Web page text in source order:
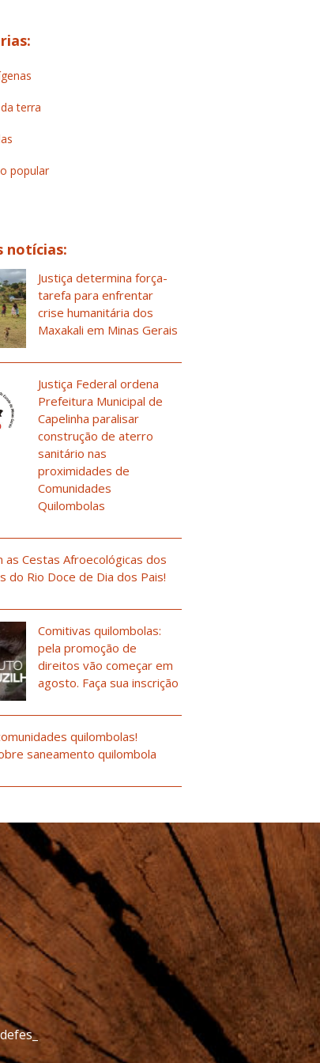
terra
popular
notícias:
Justiça determina força-
tarefa para enfrentar
crise humanitária dos
Maxakali em Minas Gerais
Justiça Federal ordena
Prefeitura Municipal de
Capelinha paralisar
construção de aterro
sanitário nas
proximidades de
Comunidades
Quilombolas
as Cestas Afroecológicas dos
do Rio Doce de Dia dos Pais!
Comitivas quilombolas:
pela promoção de
direitos vão começar em
agosto. Faça sua inscrição
quilombolas!
saneamento quilombola